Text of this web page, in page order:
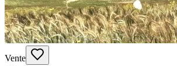
Vente